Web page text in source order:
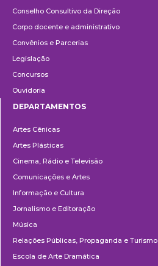
Conselho Consultivo da Direção
Corpo docente e administrativo
Convênios e Parcerias
Legislação
Concursos
Ouvidoria
DEPARTAMENTOS
Artes Cênicas
Artes Plásticas
Cinema, Rádio e Televisão
Comunicações e Artes
Informação e Cultura
Jornalismo e Editoração
Música
Relações Públicas, Propaganda e Turismo
Escola de Arte Dramática